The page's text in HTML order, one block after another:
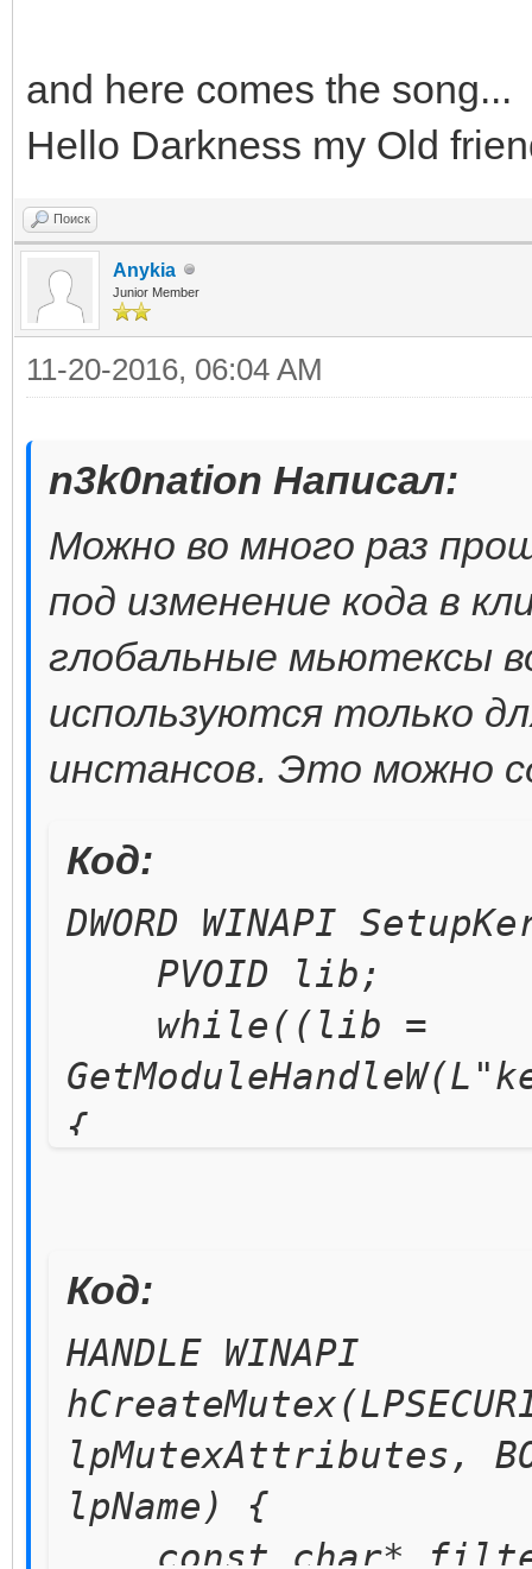
and here comes the song...
Hello Darkness my Old
Поиск
Anykia
Junior Member
11-20-2016, 06:04 AM
n3k0nation Написал:
Можно во много раз
под изменение кода в
глобальные мьютексы
используются только
инстансов. Это можно
Код:
DWORD WINAPI
PVOID lib;
while((lib =
{
pHookCreateMutex
adrCreateMutex =
Код:
HANDLE WINAPI
lpMutexAttributes,
lpName) {
const char*